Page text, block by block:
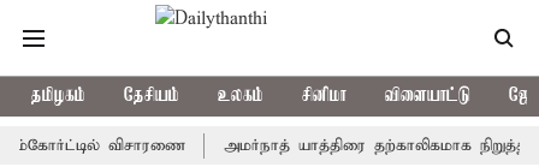
தமிழகம் தேசியம் உலகம் சினிமா விளையாட்டு
விசாரணை அமர்நாத் யாத்திரை தற்காலிகமாக நிறுத்தம்